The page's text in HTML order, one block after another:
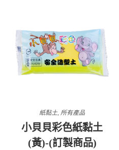
紙黏土, 所有產品
小貝貝彩色紙黏土
(黃)-(訂製商品)